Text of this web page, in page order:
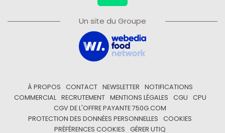
Un site du Groupe
À PROPOS CONTACT NEWSLETTER
NOTIFICATIONS
COMMERCIAL
RECRUTEMENT MENTIONS LÉGALES CGU
CPU
CGV DE L'OFFRE PAYANTE 750G.COM
PROTECTION DES DONNÉES PERSONNELLES
COOKIES
PRÉFÉRENCES COOKIES
GÉRER UTIQ